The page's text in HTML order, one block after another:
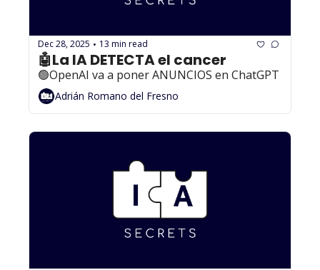
Dec 28, 2025 • 13 min read
🤖La IA DETECTA el cancer
🟢OpenAI va a poner ANUNCIOS en ChatGPT
Adrián Romano del Fresno